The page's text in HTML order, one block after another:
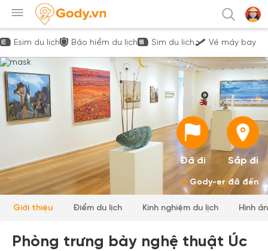
Esim du lịch Bảo hiểm du lịch Sim du lịch Vé máy bay
Đã đi Sắp đi
0 Gody-er đã đến
Giới thiệu Điểm du lịch Kinh nghiệm du lịch Hình
Phòng trưng bày nghệ thuật Úc